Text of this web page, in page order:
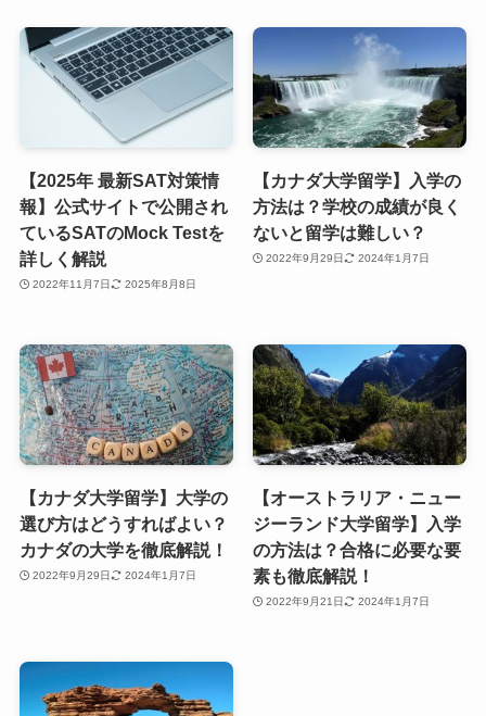
【2025年 最新SAT対策情
報】公式サイトで公開され
ているSATのMock Testを
詳しく解説
2022年11月7日 2025年8月8日
【カナダ大学留学】入学の
方法は？学校の成績が良く
ないと留学は難しい？
2022年9月29日 2024年1月7日
【カナダ大学留学】大学の
選び方はどうすればよい？
カナダの大学を徹底解説！
2022年9月29日 2024年1月7日
【オーストラリア・ニュー
ジーランド大学留学】入学
の方法は？合格に必要な要
素も徹底解説！
2022年9月21日 2024年1月7日